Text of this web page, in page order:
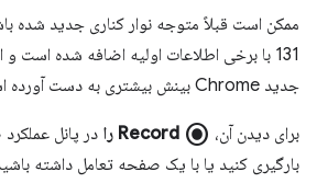
131 با برخی اطلاعات اولیه اضافه شده است
جدید Chrome بینش بیشتری به دست آورده است.
برای دیدن آن، radio_button_checked Record را
بارگیری کنید یا با یک صفحه تعامل داشته